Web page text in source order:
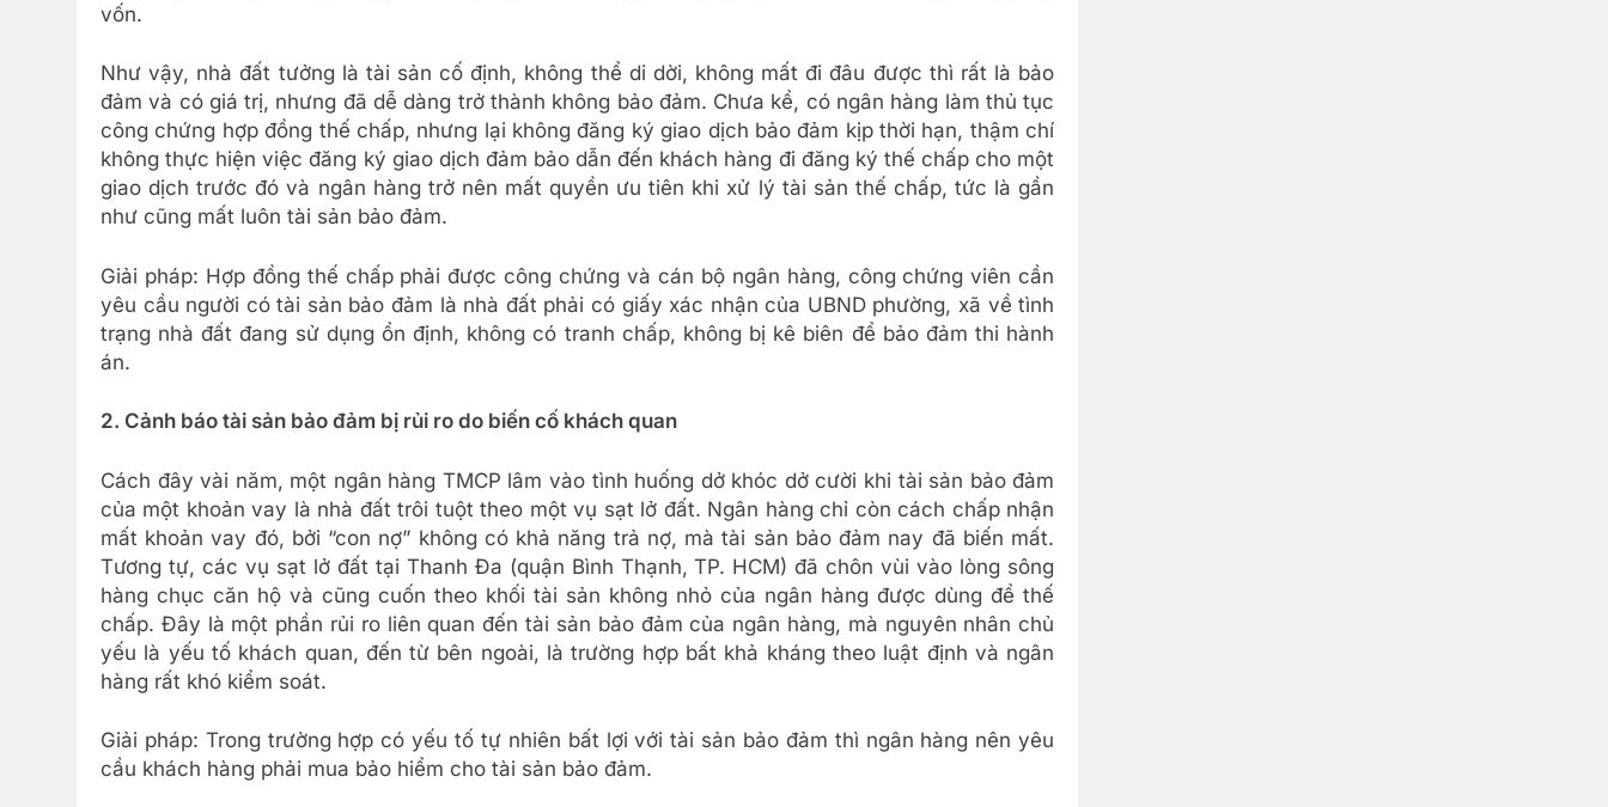
vốn.
Như vậy, nhà đất tưởng là tài sản cố định, không thể di dời, không mất đi đâu được thì rất là bảo
đảm và có giá trị, nhưng đã dễ dàng trở thành không bảo đảm. Chưa kể, có ngân hàng làm thủ tục
công chứng hợp đồng thế chấp, nhưng lại không đăng ký giao dịch bảo đảm kịp thời hạn, thậm chí
không thực hiện việc đăng ký giao dịch đảm bảo dẫn đến khách hàng đi đăng ký thế chấp cho một
giao dịch trước đó và ngân hàng trở nên mất quyền ưu tiên khi xử lý tài sản thế chấp, tức là gần
như cũng mất luôn tài sản bảo đảm.
Giải pháp: Hợp đồng thế chấp phải được công chứng và cán bộ ngân hàng, công chứng viên cần
yêu cầu người có tài sản bảo đảm là nhà đất phải có giấy xác nhận của UBND phường, xã về tình
trạng nhà đất đang sử dụng ổn định, không có tranh chấp, không bị kê biên để bảo đảm thi hành
án.
2. Cảnh báo tài sản bảo đảm bị rủi ro do biến cố khách quan
Cách đây vài năm, một ngân hàng TMCP lâm vào tình huống dở khóc dở cười khi tài sản bảo đảm
của một khoản vay là nhà đất trôi tuột theo một vụ sạt lở đất. Ngân hàng chỉ còn cách chấp nhận
mất khoản vay đó, bởi “con nợ” không có khả năng trả nợ, mà tài sản bảo đảm nay đã biến mất.
Tương tự, các vụ sạt lở đất tại Thanh Đa (quận Bình Thạnh, TP. HCM) đã chôn vùi vào lòng sông
hàng chục căn hộ và cũng cuốn theo khối tài sản không nhỏ của ngân hàng được dùng để thế
chấp. Đây là một phần rủi ro liên quan đến tài sản bảo đảm của ngân hàng, mà nguyên nhân chủ
yếu là yếu tố khách quan, đến từ bên ngoài, là trường hợp bất khả kháng theo luật định và ngân
hàng rất khó kiểm soát.
Giải pháp: Trong trường hợp có yếu tố tự nhiên bất lợi với tài sản bảo đảm thì ngân hàng nên yêu
cầu khách hàng phải mua bảo hiểm cho tài sản bảo đảm.